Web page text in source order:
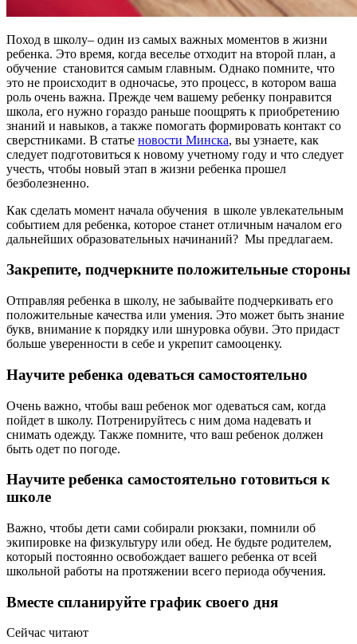
Поход в школу– один из самых важных моментов в жизни
ребенка. Это время, когда веселье отходит на второй план, а
обучение становится самым главным. Однако помните, что
это не происходит в одночасье, это процесс, в котором ваша
роль очень важна. Прежде чем вашему ребенку понравится
школа, его нужно гораздо раньше поощрять к приобретению
знаний и навыков, а также помогать формировать контакт со
сверстниками. В статье новости Минска, вы узнаете, как
следует подготовиться к новому учетному году и что следует
учесть, чтобы новый этап в жизни ребенка прошел
безболезненно.
Как сделать момент начала обучения в школе увлекательным
событием для ребенка, которое станет отличным началом его
дальнейших образовательных начинаний? Мы предлагаем.
Закрепите, подчеркните положительные стороны
Отправляя ребенка в школу, не забывайте подчеркивать его
положительные качества или умения. Это может быть знание
букв, внимание к порядку или шнуровка обуви. Это придаст
больше уверенности в себе и укрепит самооценку.
Научите ребенка одеваться самостоятельно
Очень важно, чтобы ваш ребенок мог одеваться сам, когда
пойдет в школу. Потренируйтесь с ним дома надевать и
снимать одежду. Также помните, что ваш ребенок должен
быть одет по погоде.
Научите ребенка самостоятельно готовиться к
школе
Важно, чтобы дети сами собирали рюкзаки, помнили об
экипировке на физкультуру или обед. Не будьте родителем,
который постоянно освобождает вашего ребенка от всей
школьной работы на протяжении всего периода обучения.
Вместе спланируйте график своего дня
Сейчас читают